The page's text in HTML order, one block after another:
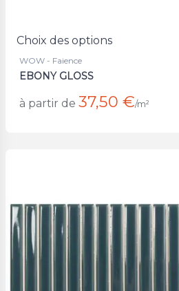
Choix des options
WOW - Faience
EBONY GLOSS
à partir de 37,50 €/m²